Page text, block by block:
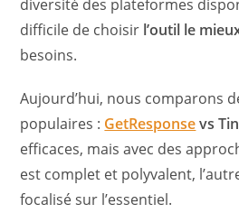
diversité des plateformes
difficile de choisir l’outil le
besoins.
Aujourd’hui, nous comparons
populaires : GetResponsevs
efficaces, mais avec des
est complet et polyvalent,
focalisé sur l’essentiel.